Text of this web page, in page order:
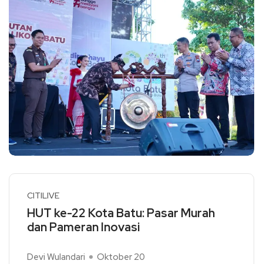
CITILIVE
HUT ke-22 Kota Batu: Pasar Murah
dan Pameran Inovasi
Devi Wulandari Oktober 20